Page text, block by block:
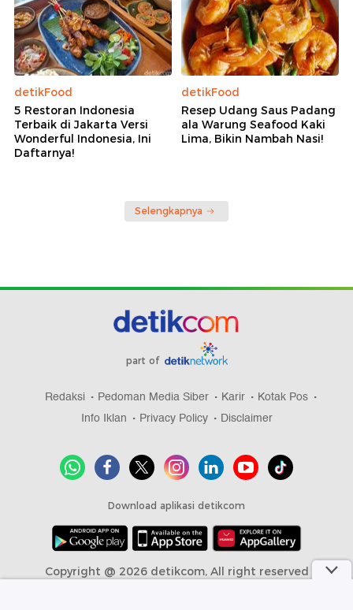
detikFood
5 Restoran Indonesia
Terbaik di Jakarta Versi
Wonderful Indonesia, Ini
Daftarnya!
detikFood
Resep Udang Saus Padang
ala Warung Seafood Kaki
Lima, Bikin Nambah Nasi!
Selengkapnya
part of
Redaksi Pedoman Media Siber Karir
Kotak Pos
Info Iklan
Privacy Policy Disclaimer
Download aplikasi detikcom
Copyright @ 2026 detikcom, All right reserved